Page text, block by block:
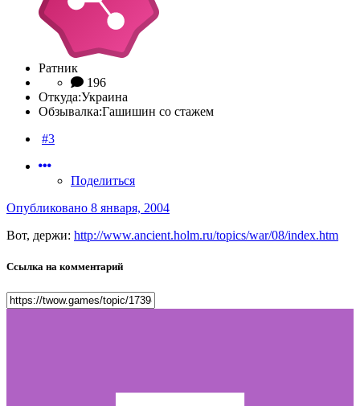
Ратник
196
Откуда:Украина
Обзывалка:Гашишин со стажем
#3
Поделиться
Опубликовано 8 января, 2004
Вот, держи: http://www.ancient.holm.ru/topics/war/08/index.htm
Ссылка на комментарий